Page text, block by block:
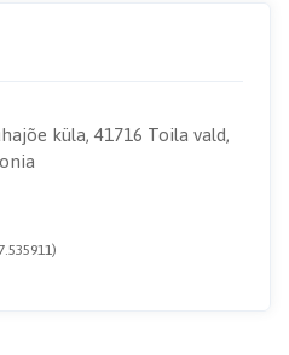
küla, 41716 Toila vald,